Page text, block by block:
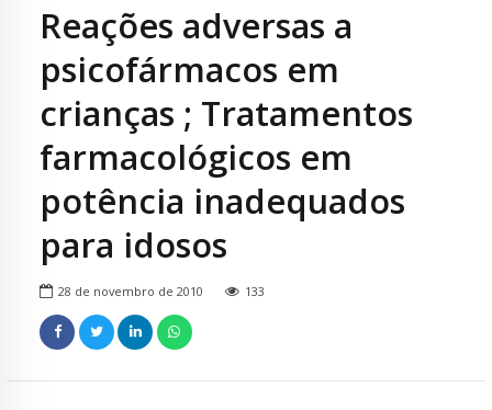
Reações adversas a
psicofármacos em
crianças ; Tratamentos
farmacológicos em
potência inadequados
para idosos
28 de novembro de 2010 133